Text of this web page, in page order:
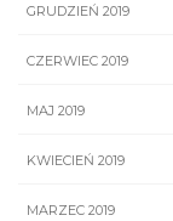
GRUDZIEŃ 2019
CZERWIEC 2019
MAJ 2019
KWIECIEŃ 2019
MARZEC 2019